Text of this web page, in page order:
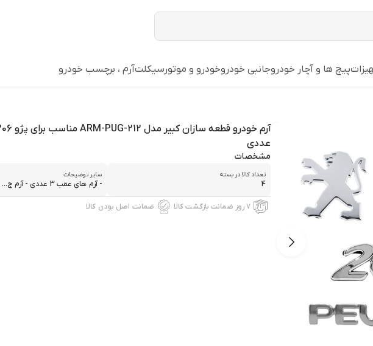
پیچ ها و آچار خودروجانبی خودروخودرو و موتورسیکلتآرم ، برچسب خودرو
عددی
مشخصات
تعداد کالا در بسته
4
سایر توضیحات
- آرم های عقب 3 عددی - آرم ج...
۷ روز ضمانت بازگشت کالا ضمانت اصل بودن کالا